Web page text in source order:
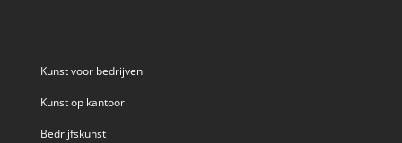
Kunst voor bedrijven
Kunst op kantoor
Bedrijfskunst